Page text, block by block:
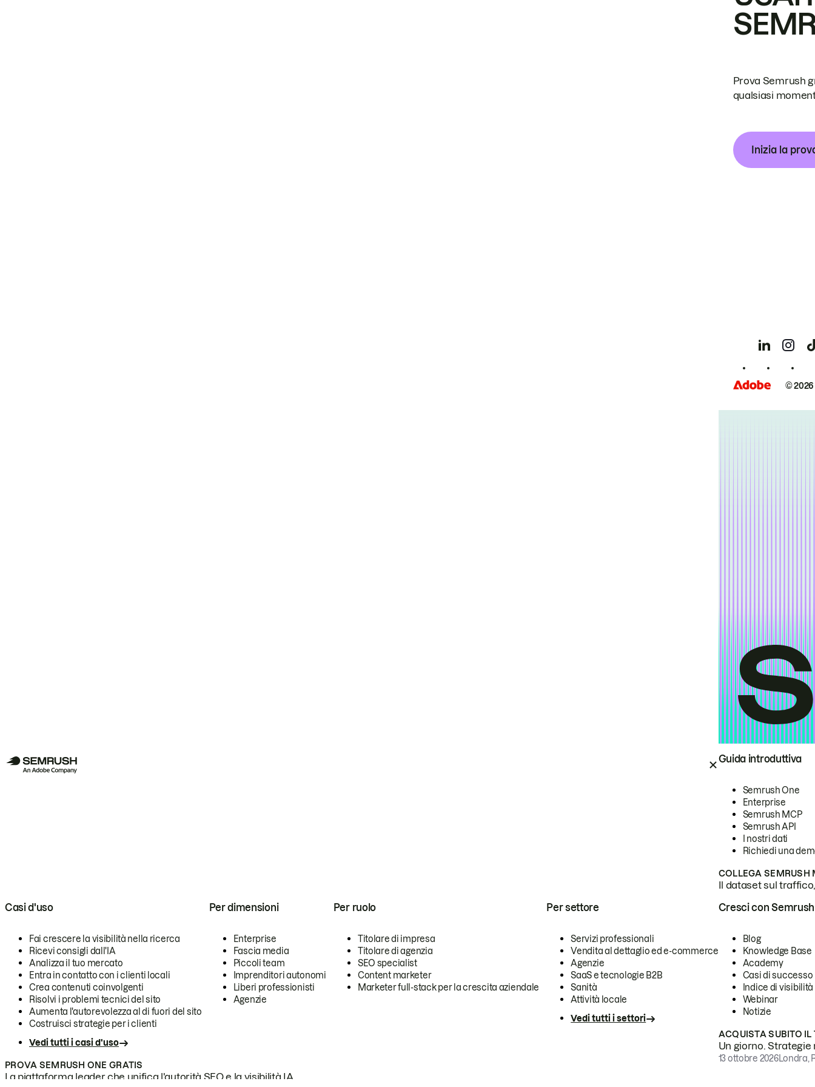
Guida introduttiva
Semrush One
Enterprise
Semrush MCP
Semrush API
I nostri dati
Richiedi una
COLLEGA SEMRUSH
Il dataset sul
Casi d'uso
Fai crescere la visibilità nella ricerca
Ricevi consigli dall'IA
Analizza il tuo mercato
Entra in contatto con i clienti locali
Crea contenuti coinvolgenti
Risolvi i problemi tecnici del sito
Aumenta l'autorevolezza al di fuori del sito
Costruisci strategie per i clienti
Vedi tutti i casi d'uso
Per dimensioni
Enterprise
Fascia media
Piccoli team
Imprenditori autonomi
Liberi professionisti
Agenzie
Per ruolo
Titolare di impresa
Titolare di agenzia
SEO specialist
Content marketer
Marketer full-stack per la crescita aziendale
Per settore
Servizi professionali
Vendita al dettaglio ed e-commerce
Agenzie
SaaS e tecnologie B2B
Sanità
Attività locale
Vedi tutti i settori
PROVA SEMRUSH ONE GRATIS
La piattaforma leader che unifica l'autorità SEO e la visibilità IA.
Cresci con Semrush
Blog
Knowledge Base
Academy
Casi di successo
Indice di visibilità
Webinar
Notizie
ACQUISTA SUBITO IL
Un giorno.
13 ottobre 2026Londra,
Prova Semrush
qualsiasi
Inizia la
©